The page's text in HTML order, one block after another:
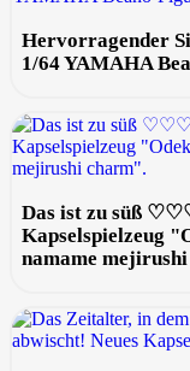
Hervorragender
1/64 YAMAHA
Das ist zu süß
Kapselspielzeug
namame